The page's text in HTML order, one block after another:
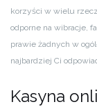
korzyści w wielu
odporne na wibracje,
prawie żadnych w
najbardziej Ci
Kasyna